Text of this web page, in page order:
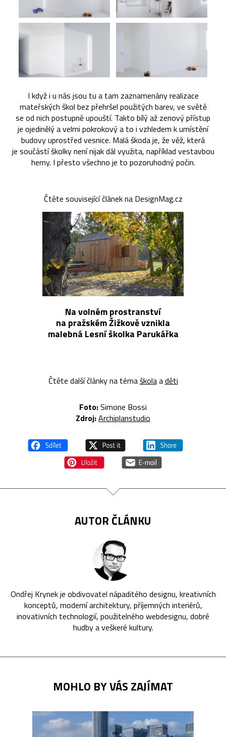
I když i u nás jsou tu a tam zaznamenány realizace
mateřských škol bez přehršel použitých barev, ve světě
se od nich postupně upouští. Takto bílý až zenový přístup
je ojedinělý a velmi pokrokový a to i vzhledem k umístění
budovy uprostřed vesnice. Malá škoda je, že věž, která
je součástí školky není nijak dál využita, například vestavbou
herny. I přesto všechno je to pozoruhodný počin.
Čtěte související článek na DesignMag.cz
Na volném prostranství
na pražském Žižkově vznikla
malebná Lesní školka Parukářka
Čtěte další články na témaškolaaděti
Foto:Simone Bossi
Zdroj:Archiplanstudio
AUTOR ČLÁNKU
Ondřej Krynek je obdivovatel nápaditého designu, kreativních
konceptů, moderní architektury, příjemných interiérů,
inovativních technologií, použitelného webdesignu, dobré
hudby a veškeré kultury.
MOHLO BY VÁS ZAJÍMAT